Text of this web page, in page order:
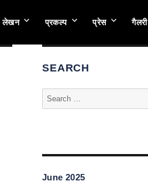
लेखन प्रकल्प प्रेस गैलरी
SEARCH
Search
for:
June 2025